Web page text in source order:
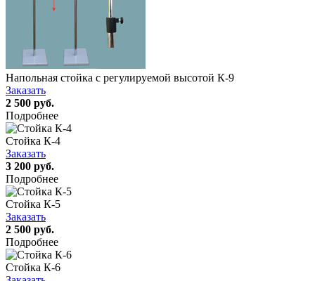
Напольная стойка с регулируемой высотой К-9
Заказать
2 500 руб.
Подробнее
Стойка К-4
Заказать
3 200 руб.
Подробнее
Стойка К-5
Заказать
2 500 руб.
Подробнее
Стойка К-6